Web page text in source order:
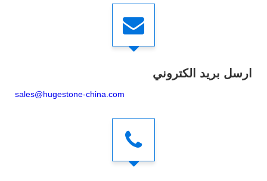
ارسل بريد الكتروني
sales@hugestone-china.com